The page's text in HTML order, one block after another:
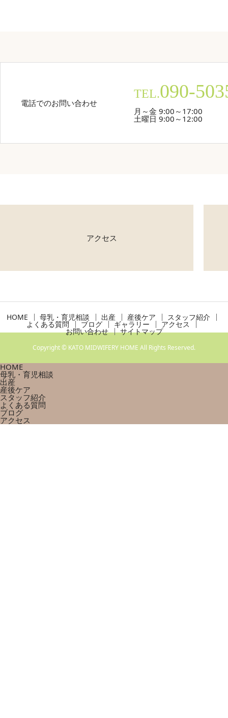
電話でのお問い合わせ
TEL.090-
月～金 9:00～17:00
土曜日 9:00～12:00
アクセス
HOME 母乳・育児相談 出産 産後ケア スタッフ紹介
よくある質問 ブログ ギャラリー アクセス
お問い合わせ サイトマップ
Copyright © KATO MIDWIFERY HOME All Rights Reserved.
HOME
母乳・育児相談
出産
産後ケア
スタッフ紹介
よくある質問
ブログ
アクセス